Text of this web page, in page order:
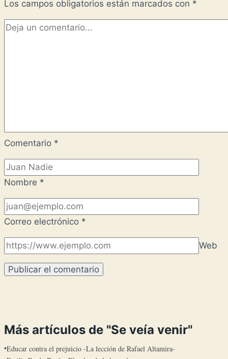
Los campos obligatorios están marcados con *
Comentario *
Nombre *
Correo electrónico *
Web
Más artículos de "Se veía venir"
Educar contra el prejuicio -La lección de Rafael Altamira-